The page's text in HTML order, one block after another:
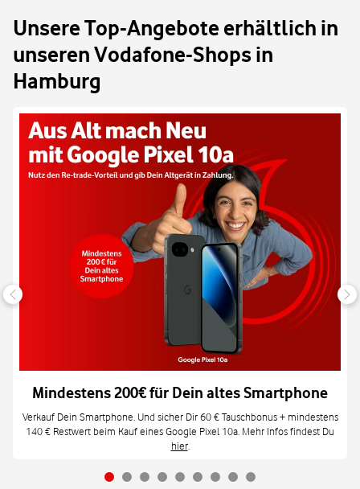
Unsere Top-Angebote erhältlich in
unseren Vodafone-Shops in
Hamburg
Mindestens 200€ für Dein altes Smartphone
Verkauf Dein Smartphone. Und sicher Dir 60 € Tauschbonus + mindestens
140 € Restwert beim Kauf eines Google Pixel 10a. Mehr Infos findest Du
hier.